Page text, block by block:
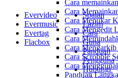
Cara
Cara
Cara Menukar
Cara Mengedit
Cara
Cara
Cara Scrobble
Cara
Panduan
Evervideo
Evermusic
Evertag
Flacbox
Soalan
Lazim
Cara
Guna
Panduan
Pengguna
Hubungi